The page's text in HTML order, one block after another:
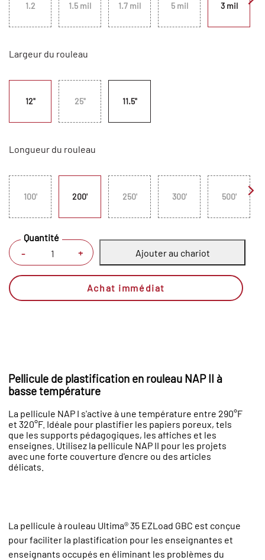
1.2 1.5 mil 1.7 mil 5 mil 3 mil
Largeur du rouleau
12" 25" 11.5"
Longueur du rouleau
100' 200' 250' 300' 500'
- +
Quantité
Ajouter au chariot
Achat immédiat
Pellicule de plastification en rouleau NAP II à
basse température
La pellicule NAP I s'active à une température entre 290°F
et 320°F. Idéale pour plastifier les papiers poreux, tels
que les supports pédagogiques, les affiches et les
enseignes. Utilisez la pellicule NAP II pour les projets
avec une forte couverture d'encre ou des articles
délicats.
La pellicule à rouleau Ultima® 35 EZLoad GBC est conçue
pour faciliter la plastification pour les enseignantes et
enseignants occupés en éliminant les problèmes du